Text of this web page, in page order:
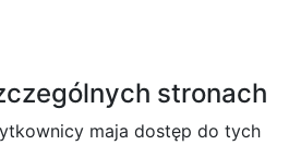
stronach
maja dostęp do tych